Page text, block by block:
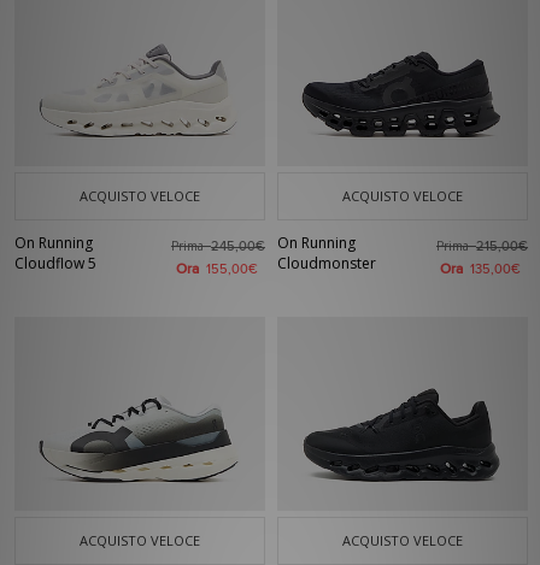
basso, che include scarpe regolari ed edizioni hi-top della loro ground-
breaking Cloud silhouette.
ACQUISTO VELOCE
On Running
Cloudflow 5
Prima245,00€
Ora 155,00€
ACQUISTO VELOCE
On Running
Cloudmonster
Prima215,00€
Ora 135,00€
ACQUISTO VELOCE ACQUISTO VELOCE